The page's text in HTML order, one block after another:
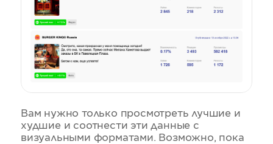
Вам нужно только просмотреть лучшие и
худшие и соотнести эти данные с
визуальными форматами. Возможно, пока